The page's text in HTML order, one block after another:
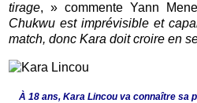
tirage, » commente Yann
Chukwu est imprévisible et
match, donc Kara doit croire en
À 18 ans, Kara Lincou va connaître sa